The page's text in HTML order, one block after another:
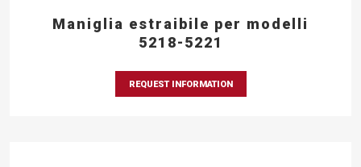
Maniglia estraibile per modelli
5218-5221
REQUEST INFORMATION